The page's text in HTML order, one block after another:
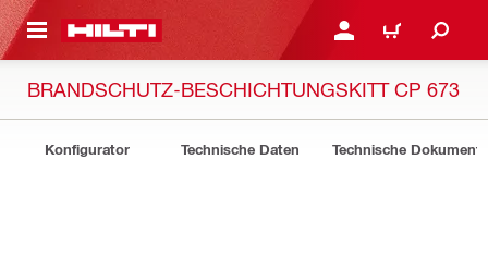
ANMELDEN ODER
WARENKORB
BRANDSCHUTZ-BESCHICHTUNGSKITT CP 673
Konfigurator Technische Daten Technische Dokumente